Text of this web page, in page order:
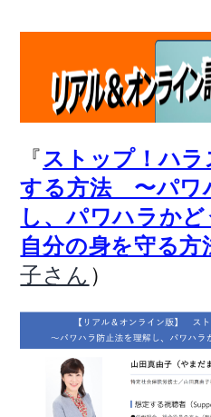
『ストップ！ハ
する方法 〜パワ
し、パワハラかど
自分の身を守る方
子さん ）